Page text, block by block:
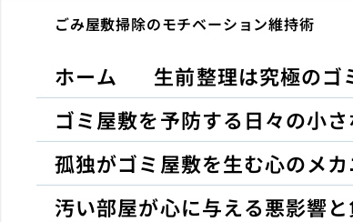
ごみ屋敷掃除のモチベーション維持術
ホーム 生前整理は究極のゴ
ゴミ屋敷を予防する日々の小
孤独がゴミ屋敷を生む心のメ
汚い部屋が心に与える悪影響